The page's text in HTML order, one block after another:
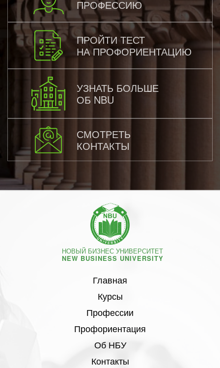
ПРОФЕССИЮ
ПРОЙТИ ТЕСТ
НА ПРОФОРИЕНТАЦИЮ
УЗНАТЬ БОЛЬШЕ
ОБ NBU
СМОТРЕТЬ
КОНТАКТЫ
НОВЫЙ БИЗНЕС УНИВЕРСИТЕТ
NEW BUSINESS UNIVERSITY
Главная
Курсы
Профессии
Профориентация
Об НБУ
Контакты